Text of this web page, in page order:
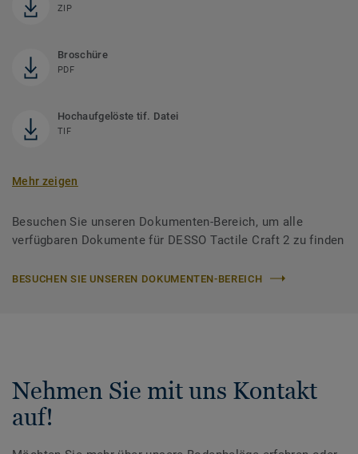
ZIP
Broschüre
PDF
Hochaufgelöste tif. Datei
TIF
Mehr zeigen
Besuchen Sie unseren Dokumenten-Bereich, um alle
verfügbaren Dokumente für DESSO Tactile Craft 2 zu finden
BESUCHEN SIE UNSEREN DOKUMENTEN-BEREICH
Nehmen Sie mit uns Kontakt
auf!